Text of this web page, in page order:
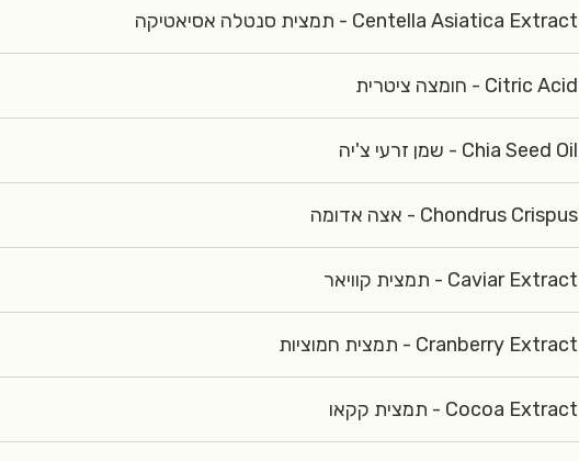
Centella Asiatica Extract - תמצית סנטלה אסיאטיקה
Citric Acid - חומצה ציטרית
Chia Seed Oil - שמן זרעי צ'יה
Chondrus Crispus - אצה אדומה
Caviar Extract - תמצית קוויאר
Cranberry Extract - תמצית חמוציות
Cocoa Extract - תמצית קקאו